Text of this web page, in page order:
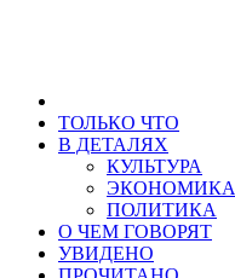
ТОЛЬКО ЧТО
В ДЕТАЛЯХ
КУЛЬТУРА
ЭКОНОМИКА
ПОЛИТИКА
О ЧЕМ ГОВОРЯТ
УВИДЕНО